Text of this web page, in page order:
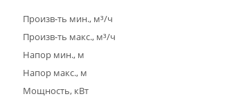
Произв-ть мин., м³/ч
Произв-ть макс., м³/ч
Напор мин., м
Напор макс., м
Мощность, кВт